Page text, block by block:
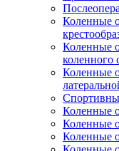
Коленные
Коленные
коленного
Коленные
Коленные
Коленные
Коленные